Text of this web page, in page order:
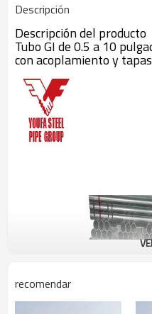
Descripción
Descripción del producto
Tubo GI de 0.5 a 10
con acoplamiento y tapas
recomendar